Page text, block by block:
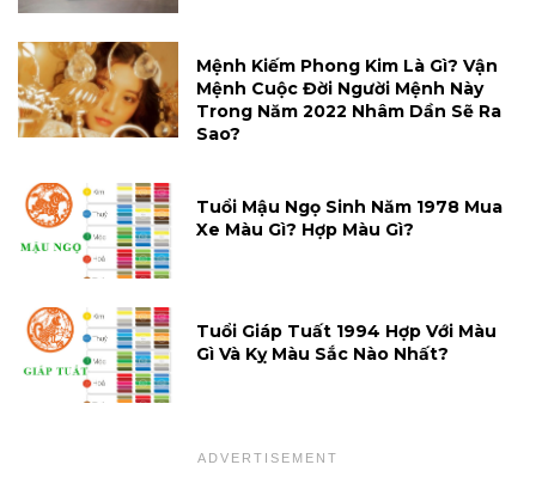
Mệnh Kiếm Phong Kim Là Gì? Vận
Mệnh Cuộc Đời Người Mệnh Này
Trong Năm 2022 Nhâm Dần Sẽ Ra
Sao?
Tuổi Mậu Ngọ Sinh Năm 1978 Mua
Xe Màu Gì? Hợp Màu Gì?
Tuổi Giáp Tuất 1994 Hợp Với Màu
Gì Và Kỵ Màu Sắc Nào Nhất?